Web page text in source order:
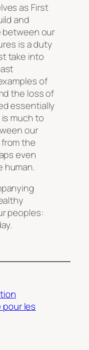
as First
and
between our
is a duty
take into
of
the loss of
essentially
is much to
our
the
even
human.
peoples:
pour les